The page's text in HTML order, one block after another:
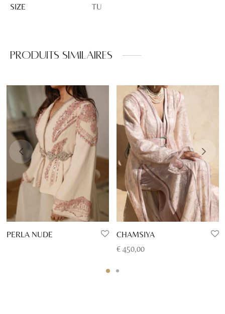
SIZE TU
Produits similaires
PERLA NUDE
CHAMSIYA
€450,00